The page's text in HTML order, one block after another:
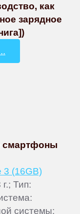
как
зарядное
смартфоны
3 (16GB)
Тип:
системы: